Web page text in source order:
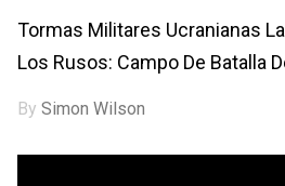
Tormas Militares Ucranianas
Los Rusos: Campo De Batalla
BySimon Wilson